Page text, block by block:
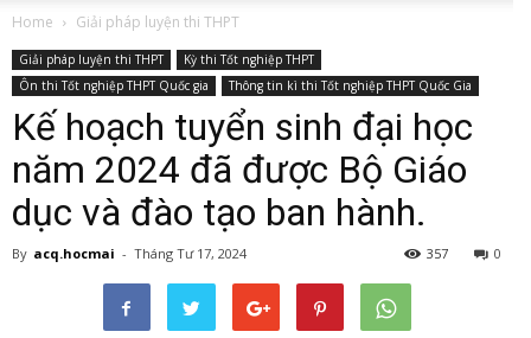
Home Giải pháp luyện thi THPT
Giải pháp luyện thi THPT
Kỳ thi Tốt nghiệp THPT
Ôn thi Tốt nghiệp THPT Quốc gia
Thông tin kì thi Tốt nghiệp THPT Quốc Gia
Kế hoạch tuyển sinh đại học
năm 2024 đã được Bộ Giáo
dục và đào tạo ban hành.
By acq.hocmai - Tháng Tư 17, 2024 0
357